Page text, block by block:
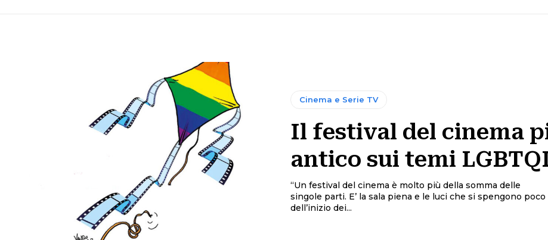
Cinema e Serie TV
Il festival del cinema
antico sui temi
“Un festival del cinema è molto più della somma delle
singole parti. E’ la sala piena e le luci che si spengono
dell’inizio dei...